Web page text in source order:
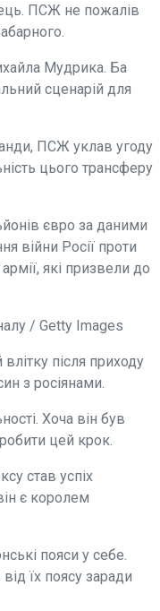
ПСЖ не пожалів
Мудрика. Ба
сценарій для
ПСЖ уклав угоду
цього трансферу
євро за даними
війни Росії проти
які призвели до
/ Getty Images
після приходу
з росіянами.
Хоча він був
цей крок.
став успіх
є королем
пояси у себе.
їх поясу заради